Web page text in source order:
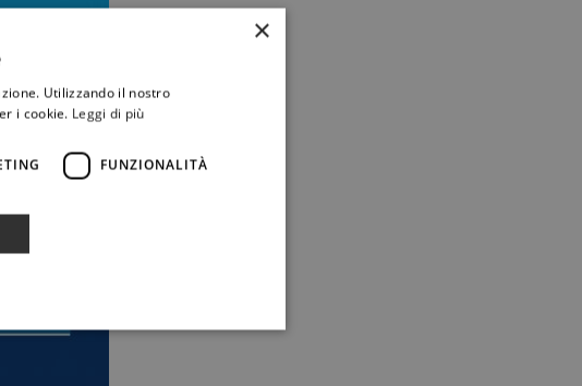
×
Utilizzando il nostro
i cookie. Leggi di più
FUNZIONALITÀ